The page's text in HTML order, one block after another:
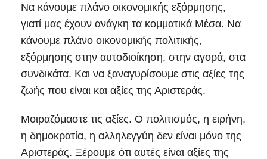
Να κάνουμε πλάνο οικονομικής εξόρμησης,
γιατί μας έχουν ανάγκη τα κομματικά Μέσα. Να
κάνουμε πλάνο οικονομικής πολιτικής,
εξόρμησης στην αυτοδιοίκηση, στην αγορά, στα
συνδικάτα. Και να ξαναγυρίσουμε στις αξίες της
ζωής που είναι και αξίες της Αριστεράς.
Μοιραζόμαστε τις αξίες. Ο πολιτισμός, η ειρήνη,
η δημοκρατία, η αλληλεγγύη δεν είναι μόνο της
Αριστεράς. Ξέρουμε ότι αυτές είναι αξίες της